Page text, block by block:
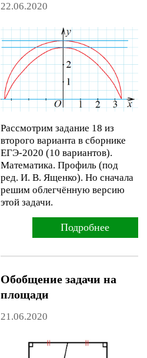
22.06.2020
Рассмотрим задание 18 из
второго варианта в сборнике
ЕГЭ-2020 (10 вариантов).
Математика. Профиль (под
ред. И. В. Ященко). Но сначала
решим облегчённую версию
этой задачи.
Подробнее
Обобщение задачи на
площади
21.06.2020